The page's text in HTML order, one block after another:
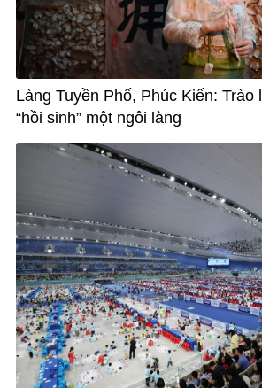
Làng Tuyền Phố, Phúc Kiến: Trào
“hồi sinh” một ngôi làng